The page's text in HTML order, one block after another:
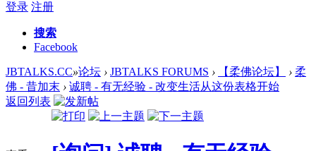
登录 注册
搜索
Facebook
JBTALKS.CC»论坛 › JBTALKS FORUMS › 【柔佛论坛】 › 柔
佛 - 昔加末 › 诚聘 - 有无经验 - 改变生活从这份表格开始
返回列表